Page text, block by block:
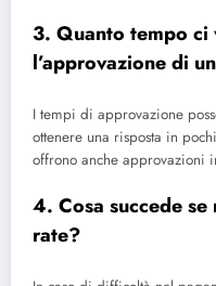
3. Quanto tempo ci
l’approvazione di
I tempi di approvazione
ottenere una risposta in
offrono anche approvazioni
4. Cosa succede
rate?